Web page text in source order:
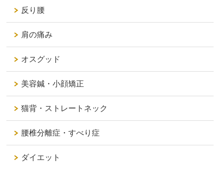
反り腰
肩の痛み
オスグッド
美容鍼・小顔矯正
猫背・ストレートネック
腰椎分離症・すべり症
ダイエット